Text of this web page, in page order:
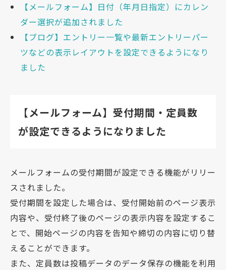
【メールフォーム】日付（年月日指定）にカレン
ダー選択が追加されました
【ブログ】エントリー一覧や最新エントリーパー
ツなどの表示レイアウトを設定できるようになり
ました
【メールフォーム】受付期間・定員数
が設定できるようになりました
メールフォームの受付期間が設定できる機能がリリー
スされました。
受付期間を設定した場合は、受付開始前のページ表示
内容や、受付終了後のページの表示内容を設定するこ
とで、開始ページの内容を告知や締切の内容に切り替
えることができます。
また、定員数は投稿データのデータ保存の機能を利用